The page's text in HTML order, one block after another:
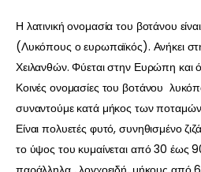
Η λατινική ονομασία του βοτάνου
(Λυκόπους ο ευρωπαϊκός). Ανήκει
Χειλανθών. Φύεται στην Ευρώπη και
Κοινές ονομασίες του βοτάνου
συναντούμε κατά μήκος των
Είναι πολυετές φυτό, συνηθισμένο
το ύψος του κυμαίνεται από 30 έως